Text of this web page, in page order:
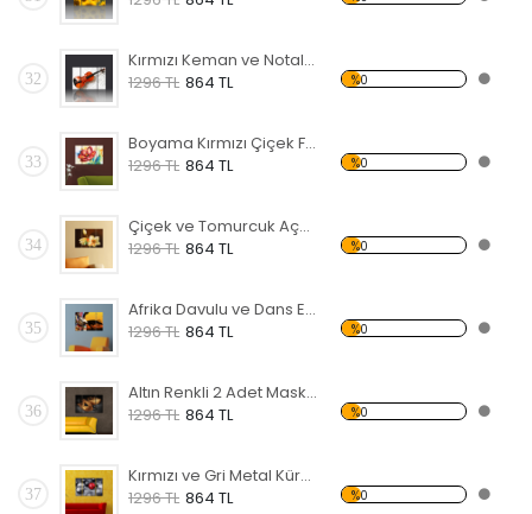
32
Kırmızı Keman ve Notalar Forex Tablo
1296 TL 864 TL %0
33
Boyama Kırmızı Çiçek Forex Tablo
1296 TL 864 TL %0
34
Çiçek ve Tomurcuk Açmış Manolya Forex Tablo
1296 TL 864 TL %0
35
Afrika Davulu ve Dans Eden Siyahi Forex Tablo
1296 TL 864 TL %0
36
Altın Renkli 2 Adet Maske Forex Tablo
1296 TL 864 TL %0
37
Kırmızı ve Gri Metal Küreler Forex Tablo
1296 TL 864 TL %0